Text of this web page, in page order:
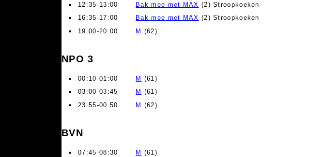
12:35-13:00
Bak mee met MAX (2) Stroopkoeken
16:35-17:00
Bak mee met MAX (2) Stroopkoeken
19:00-20:00
M (62)
NPO 3
00:10-01:00 M (61)
03:00-03:45
M (61)
23:55-00:50
M (62)
BVN
07:45-08:30 M (61)